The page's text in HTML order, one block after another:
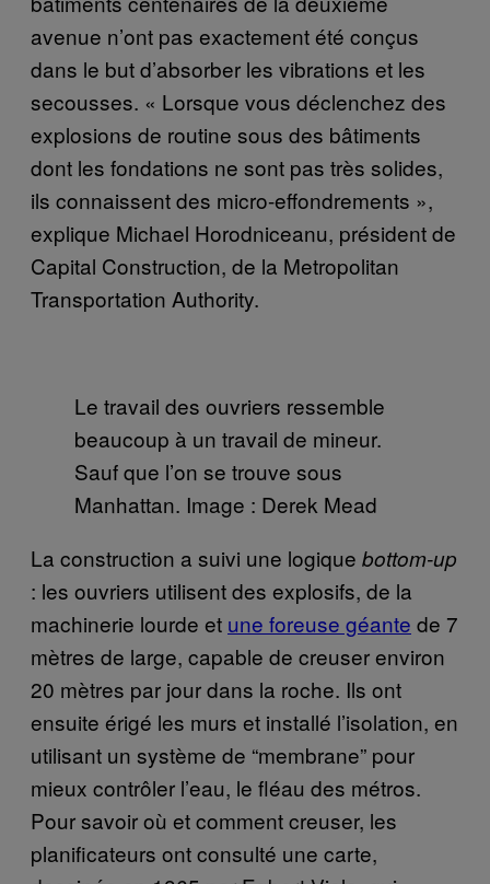
avenue n’ont pas exactement été conçus
dans le but d’absorber les vibrations et les
secousses. « Lorsque vous déclenchez des
explosions de routine sous des bâtiments
dont les fondations ne sont pas très solides,
ils connaissent des micro-effondrements »,
explique Michael Horodniceanu, président de
Capital Construction, de la Metropolitan
Transportation Authority.
Le travail des ouvriers ressemble
beaucoup à un travail de mineur.
Sauf que l’on se trouve sous
Manhattan. Image : Derek Mead
La construction a suivi une logique bottom-up
: les ouvriers utilisent des explosifs, de la
machinerie lourde et une foreuse géante de 7
mètres de large, capable de creuser environ
20 mètres par jour dans la roche. Ils ont
ensuite érigé les murs et installé l’isolation, en
utilisant un système de “membrane” pour
mieux contrôler l’eau, le fléau des métros.
Pour savoir où et comment creuser, les
planificateurs ont consulté une carte,